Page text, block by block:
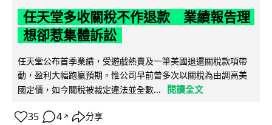
任天堂多收關稅不作退款 業績報告理
想卻惹集體訴訟
任天堂公布首季業績，受遊戲熱賣及一筆美國退還關稅款項帶
動，盈利大幅跑贏預期。惟公司早前曾多次以關稅為由調高美
國定價，如今關稅被裁定違法並全數...
閱讀全文
35 4 ↗ 分享